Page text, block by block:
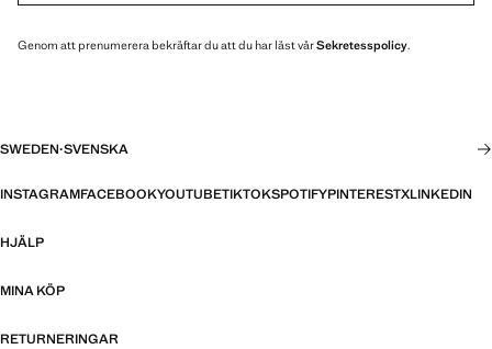
Genom att prenumerera bekräftar du att du har läst vårSekretesspolicy.
SWEDEN·SVENSKA
INSTAGRAMFACEBOOKYOUTUBETIKTOKSPOTIFYPINTERESTXLINKEDIN
HJÄLP
MINA KÖP
RETURNERINGAR